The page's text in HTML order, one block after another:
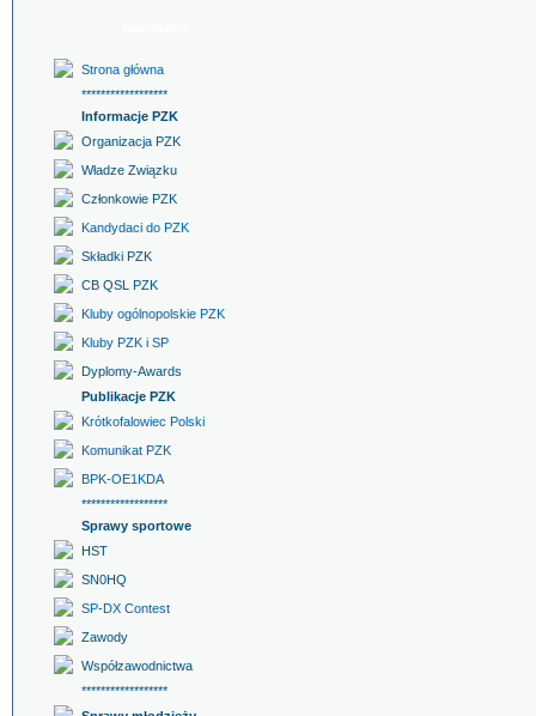
Strona główna
******************
Informacje PZK
Organizacja PZK
Władze Związku
Członkowie PZK
Kandydaci do PZK
Składki PZK
CB QSL PZK
Kluby ogólnopolskie PZK
Kluby PZK i SP
Dyplomy-Awards
Publikacje PZK
Krótkofalowiec Polski
Komunikat PZK
BPK-OE1KDA
******************
Sprawy sportowe
HST
SN0HQ
SP-DX Contest
Zawody
Współzawodnictwa
******************